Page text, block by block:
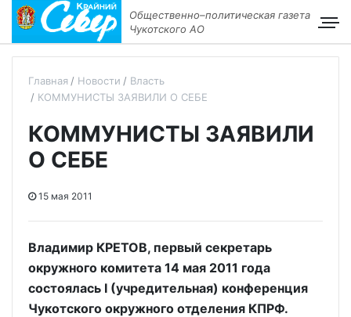
Общественно–политическая газета
Чукотского АО
Главная Новости
Власть
КОММУНИСТЫ ЗАЯВИЛИ О СЕБЕ
КОММУНИСТЫ ЗАЯВИЛИ
О СЕБЕ
15 мая 2011
Владимир КРЕТОВ, первый секретарь
окружного комитета 14 мая 2011 года
состоялась I (учредительная) конференция
Чукотского окружного отделения КПРФ.